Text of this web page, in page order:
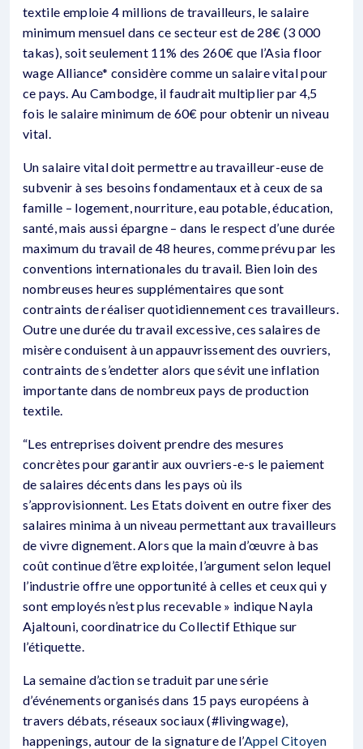
textile emploie 4 millions de travailleurs, le salaire
minimum mensuel dans ce secteur est de 28€ (3 000
takas), soit seulement 11% des 260€ que l’Asia floor
wage Alliance* considère comme un salaire vital pour
ce pays. Au Cambodge, il faudrait multiplier par 4,5
fois le salaire minimum de 60€ pour obtenir un niveau
vital.
Un salaire vital doit permettre au travailleur-euse de
subvenir à ses besoins fondamentaux et à ceux de sa
famille – logement, nourriture, eau potable, éducation,
santé, mais aussi épargne – dans le respect d’une durée
maximum du travail de 48 heures, comme prévu par les
conventions internationales du travail. Bien loin des
nombreuses heures supplémentaires que sont
contraints de réaliser quotidiennement ces travailleurs.
Outre une durée du travail excessive, ces salaires de
misère conduisent à un appauvrissement des ouvriers,
contraints de s’endetter alors que sévit une inflation
importante dans de nombreux pays de production
textile.
“Les entreprises doivent prendre des mesures
concrètes pour garantir aux ouvriers-e-s le paiement
de salaires décents dans les pays où ils
s’approvisionnent. Les Etats doivent en outre fixer des
salaires minima à un niveau permettant aux travailleurs
de vivre dignement. Alors que la main d’œuvre à bas
coût continue d’être exploitée, l’argument selon lequel
l’industrie offre une opportunité à celles et ceux qui y
sont employés n’est plus recevable » indique Nayla
Ajaltouni, coordinatrice du Collectif Ethique sur
l’étiquette.
La semaine d’action se traduit par une série
d’événements organisés dans 15 pays européens à
travers débats, réseaux sociaux (#livingwage),
happenings, autour de la signature de l’Appel Citoyen